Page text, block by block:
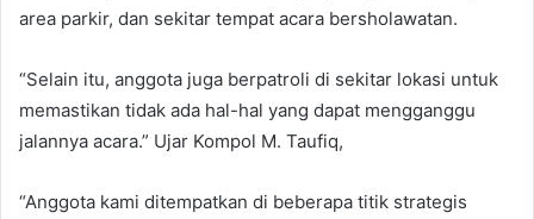
area parkir, dan sekitar tempat acara bersholawatan.
“Selain itu, anggota juga berpatroli di sekitar lokasi untuk
memastikan tidak ada hal-hal yang dapat mengganggu
jalannya acara.” Ujar Kompol M. Taufiq,
“Anggota kami ditempatkan di beberapa titik strategis